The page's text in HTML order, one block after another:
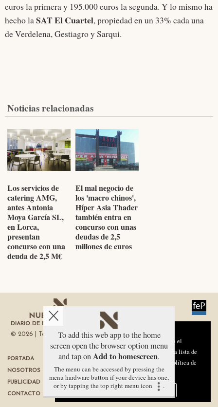
euros la primera y 195.000 euros la segunda. Y lo mismo ha
hecho laSAT El Cuartel, propiedad en un 33% cada una
de Verdelena, Gestiagro y Sarqui.
Noticias relacionadas
Los servicios de
catering AMG,
antes Antonia
Moya García SL,
en Lorca,
presentan
concurso con una
deuda de 2,5 M€
El mal negocio de
los 'macro chinos',
Híper Asia Thader
también entra en
concurso con unas
deudas de 2,5
millones de euros
DIARIO DE ECONOMÍA DE LA REGIÓN DE MURCIA
© 2026 | Todos los derechos reservados
PORTADA
NOSOTROS
PUBLICIDAD
CONTACTO
TÉRMINOS DE USO
PROTECCIÓN DE DATOS
POLÍTICA DE COOKIES
To add this web app to the home
screen open the browser option menu
and tap onAdd to homescreen.
The menu can be accessed by pressing the
menu hardware button if your device has one,
or by tapping the top right menu icon
.
Aviso sobre el Uso de cookies:
Utilizamos cookies nuestras y de terceros para el
funcionamiento del digital. Puedes consultar la lista de
cookies y como desconectarlas.Ver nuestra Política de
Privacidad y Cookies
Aceptar Cookies
Personalizar